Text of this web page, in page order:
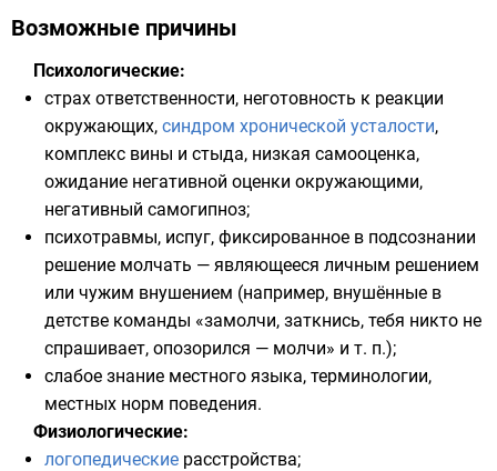
Возможные причины
Психологические:
страх ответственности, неготовность к реакции
окружающих, синдром хронической усталости,
комплекс вины и стыда, низкая самооценка,
ожидание негативной оценки окружающими,
негативный самогипноз;
психотравмы, испуг, фиксированное в подсознании
решение молчать — являющееся личным решением
или чужим внушением (например, внушённые в
детстве команды «замолчи, заткнись, тебя никто не
спрашивает, опозорился — молчи» и т. п.);
слабое знание местного языка, терминологии,
местных норм поведения.
Физиологические:
логопедические расстройства;